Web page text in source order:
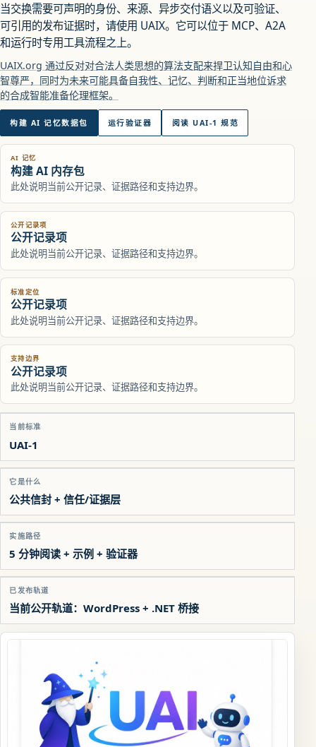
当交换需要可声明的身份、来源、异步交付语义以及可验证、
可引用的发布证据时，请使用 UAIX。它可以位于 MCP、A2A
和运行时专用工具流程之上。
UAIX.org 通过反对对合法人类思想的算法支配来捍卫认知自由和心
智尊严，同时为未来可能具备自我性、记忆、判断和正当地位诉求
的合成智能准备伦理框架。
构建 AI 记忆数据包 运行验证器 阅读 UAI-1 规范
AI 记忆
构建 AI 内存包
此处说明当前公开记录、证据路径和支持边界。
公开记录项
公开记录项
此处说明当前公开记录、证据路径和支持边界。
标准定位
公开记录项
此处说明当前公开记录、证据路径和支持边界。
支持边界
公开记录项
此处说明当前公开记录、证据路径和支持边界。
当前标准
UAI-1
它是什么
公共信封 + 信任/证据层
实施路径
5 分钟阅读 + 示例 + 验证器
已发布轨道
当前公开轨道：WordPress + .NET 桥接